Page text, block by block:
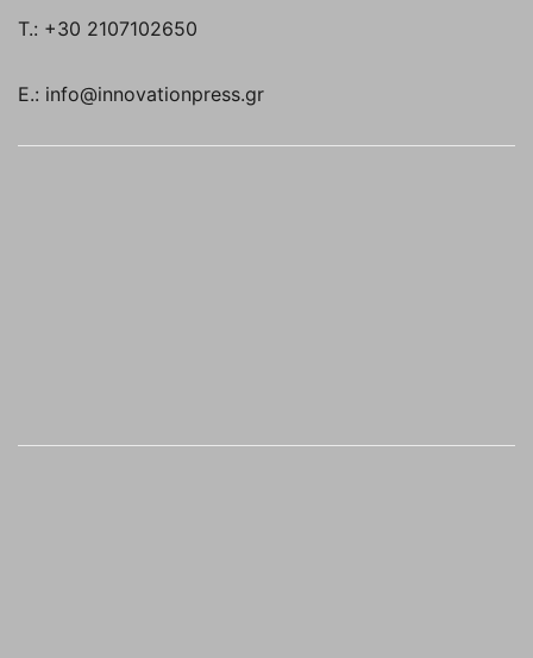
T.: +30 2107102650
E.: info@innovationpress.gr